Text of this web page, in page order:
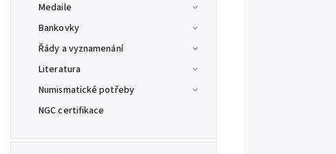
Medaile
Bankovky
Řády a vyznamenání
Literatura
Numismatické potřeby
NGC certifikace